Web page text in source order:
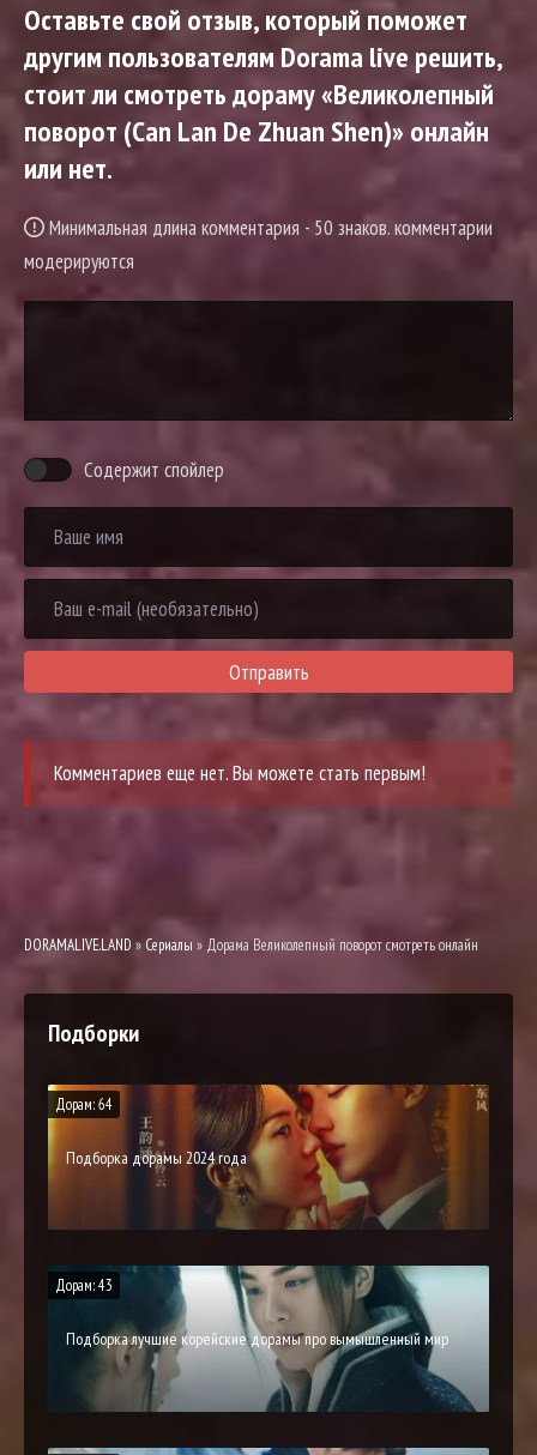
Оставьте свой отзыв, который поможет
другим пользователям Dorama live решить,
стоит ли смотреть дораму «Великолепный
поворот (Can Lan De Zhuan Shen)» онлайн
или нет.
Минимальная длина комментария - 50 знаков. комментарии
модерируются
Содержит спойлер
Отправить
Комментариев еще нет. Вы можете стать первым!
DORAMALIVE.LAND » Сериалы » Дорама Великолепный поворот смотреть онлайн
Подборки
Дорам: 64
Подборка дорамы 2024 года
Дорам: 43
Подборка лучшие корейские дорамы про вымышленный мир